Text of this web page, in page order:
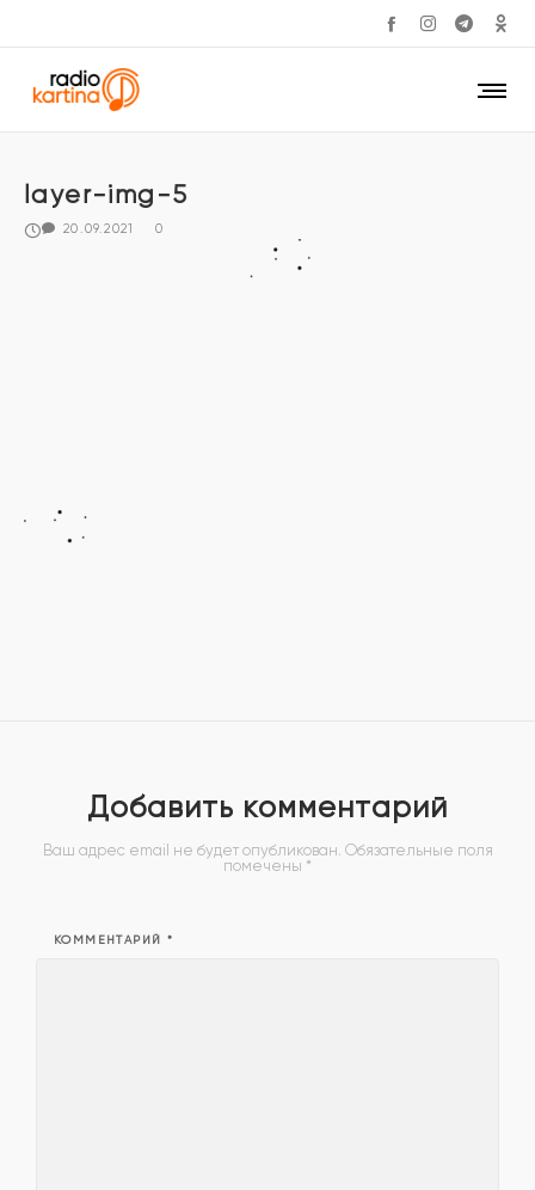
layer-img-5
20.09.2021 0
Добавить комментарий
Ваш адрес email не будет опубликован. Обязательные поля
помечены *
КОММЕНТАРИЙ *